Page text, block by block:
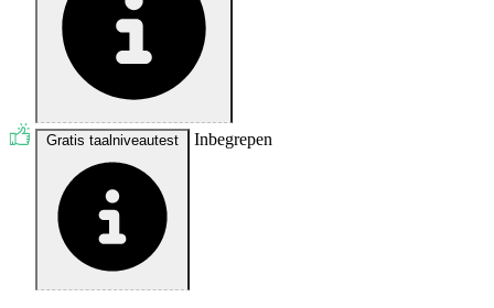
Gratis taalniveautest Inbegrepen